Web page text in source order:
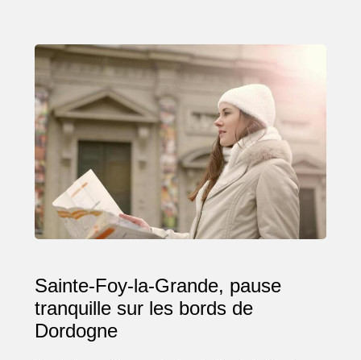
Sainte-Foy-la-Grande, pause
tranquille sur les bords de
Dordogne